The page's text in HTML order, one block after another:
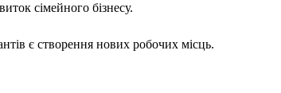
сімейного бізнесу.
є створення нових робочих місць.